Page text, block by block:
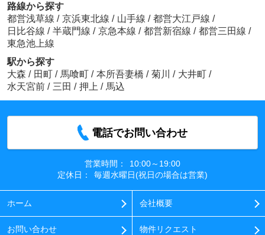
路線から探す
都営浅草線 / 京浜東北線 / 山手線 / 都営大江戸線 /
日比谷線 / 半蔵門線 / 京急本線 / 都営新宿線 / 都営三田線 /
東急池上線
駅から探す
大森 / 田町 / 馬喰町 / 本所吾妻橋 / 菊川 / 大井町 /
水天宮前 / 三田 / 押上 / 馬込
電話でお問い合わせ
営業時間：
10:00～19:00
定休日：
毎週水曜日(祝日の場合は営業)
ホーム 会社概要
お問い合わせ 物件リクエスト